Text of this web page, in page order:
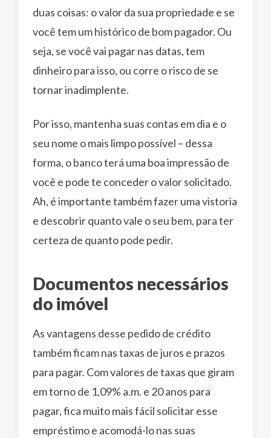
duas coisas: o valor da sua propriedade e se
você tem um histórico de bom pagador. Ou
seja, se você vai pagar nas datas, tem
dinheiro para isso, ou corre o risco de se
tornar inadimplente.
Por isso, mantenha suas contas em dia e o
seu nome o mais limpo possível – dessa
forma, o banco terá uma boa impressão de
você e pode te conceder o valor solicitado.
Ah, é importante também fazer uma vistoria
e descobrir quanto vale o seu bem, para ter
certeza de quanto pode pedir.
Documentos necessários
do imóvel
As vantagens desse pedido de crédito
também ficam nas taxas de juros e prazos
para pagar. Com valores de taxas que giram
em torno de 1,09% a.m. e 20 anos para
pagar, fica muito mais fácil solicitar esse
empréstimo e acomodá-lo nas suas